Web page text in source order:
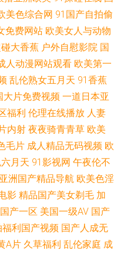
最新的黄色网址 韩国无码三级
战琪琪 91熟妇探花 欧美色噜噜
美性爱com 超碰51黑料在线 另
熊猫 超碰搁操逼 国产一级自拍
费 性爱剧场 青草午夜影院 伊
91在线资源网 婷婷色播天堂 日
频综合大全 精品日韩一 日本午
美色综合网 91国产自拍偷
免费网站 欧美女人与动物
大香蕉 户外自慰影院 国
人动漫网站观看 欧美第一
乱伦熟女五月天 91香蕉
大片免费视频 一道日本亚
福利 伦理在线播放 人妻
内射 夜夜骑青青草 欧美
毛片 成人精品无码视频 欧
月天 91影视网 午夜伦不
亚洲国产精品导航 欧美色淫
影 精品国产美女剃毛 加
产一区 美国一级AV 国产
福利国产视频 国产人成无
A片 久草福利 乱伦家庭 成